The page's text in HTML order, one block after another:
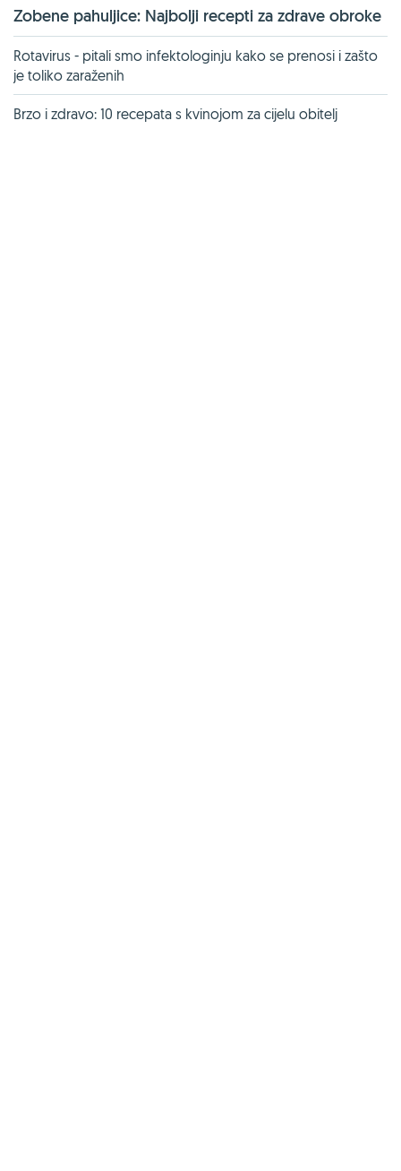
Zobene pahuljice: Najbolji recepti za zdrave obroke
Rotavirus - pitali smo infektologinju kako se prenosi i zašto
je toliko zaraženih
Brzo i zdravo: 10 recepata s kvinojom za cijelu obitelj